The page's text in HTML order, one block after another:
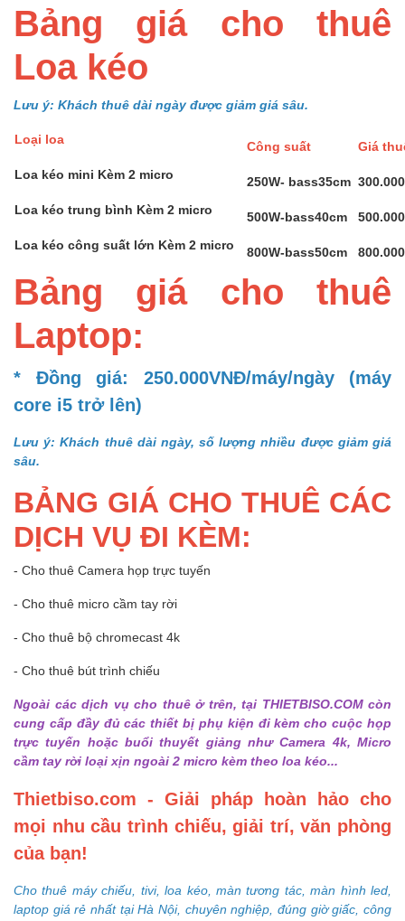
Bảng giá cho thuê
Loa kéo
Lưu ý: Khách thuê dài ngày được giảm giá sâu.
Loại loa Công suất
Giá
Loa kéo mini Kèm 2 micro
250W- bass35cm
Loa kéo trung bình Kèm 2 micro
500W-bass40cm
Loa kéo công suất lớn Kèm 2 micro
800W-bass50cm
Bảng giá cho thuê
Laptop:
* Đồng giá: 250.000VNĐ/máy/ngày (máy
core i5 trở lên)
Lưu ý: Khách thuê dài ngày, số lượng nhiều được giảm giá
sâu.
BẢNG GIÁ CHO THUÊ CÁC
DỊCH VỤ ĐI KÈM:
- Cho thuê Camera họp trực tuyến
- Cho thuê micro cầm tay rời
- Cho thuê bộ chromecast 4k
- Cho thuê bút trình chiếu
Ngoài các dịch vụ cho thuê ở trên, tại THIETBISO.COM còn
cung cấp đầy đủ các thiết bị phụ kiện đi kèm cho cuộc họp
trực tuyến hoặc buổi thuyết giảng như Camera 4k, Micro
cầm tay rời loại xịn ngoài 2 micro kèm theo loa kéo...
Thietbiso.com - Giải pháp hoàn hảo cho
mọi nhu cầu trình chiếu, giải trí, văn phòng
của bạn!
Cho thuê máy chiếu, tivi, loa kéo, màn tương tác, màn hình led,
laptop giá rẻ nhất tại Hà Nội, chuyên nghiệp, đúng giờ giấc, công